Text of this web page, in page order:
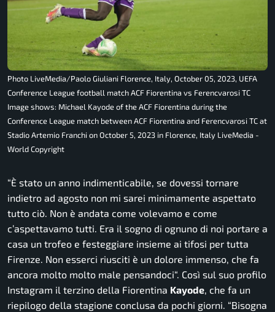
Photo LiveMedia/Paolo Giuliani Florence, Italy, October 05, 2023, UEFA
Conference League football match ACF Fiorentina vs Ferencvarosi TC
Image shows: Michael Kayode of the ACF Fiorentina during the
Conference League match between ACF Fiorentina and Ferencvarosi TC at
Stadio Artemio Franchi on October 5, 2023 in Florence, Italy LiveMedia -
World Copyright
“È stato un anno indimenticabile, se dovessi tornare
indietro ad agosto non mi sarei minimamente aspettato
tutto ciò. Non è andata come volevamo e come
c’aspettavamo tutti. Era il sogno di ognuno di noi portare a
casa un trofeo e festeggiare insieme ai tifosi per tutta
Firenze. Non esserci riusciti è un dolore immenso, che fa
ancora molto molto male pensandoci“. Così sul suo profilo
Instagram il terzino della Fiorentina Kayode, che fa un
riepilogo della stagione conclusa da pochi giorni. “Bisogna